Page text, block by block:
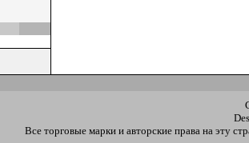
Все торговые марки и авторские права на эту